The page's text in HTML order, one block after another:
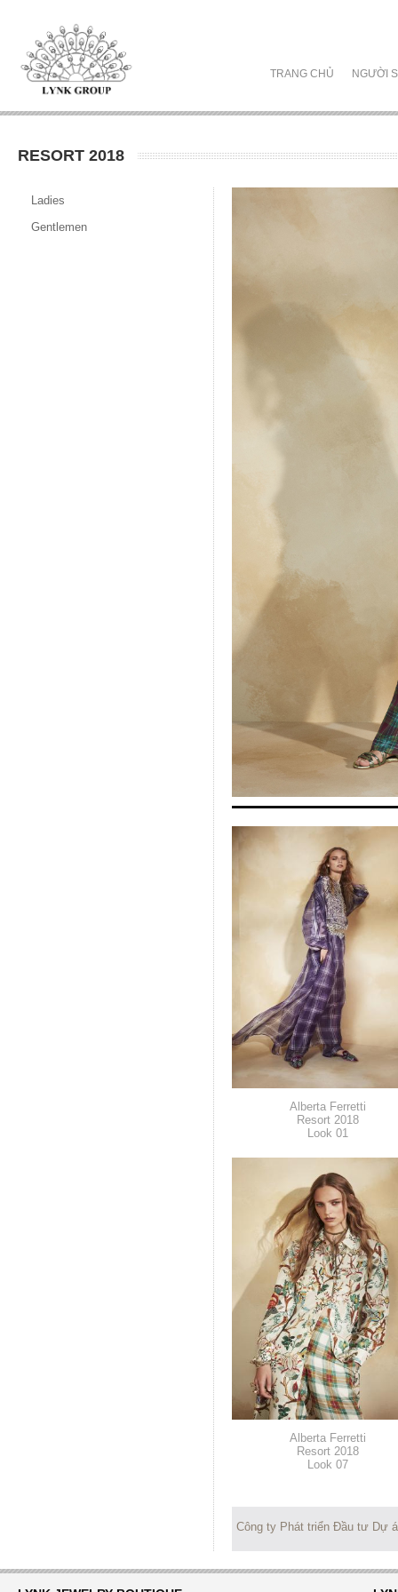
TRANG CHỦ NGƯỜI
RESORT 2018
Ladies
Gentlemen
Alberta Ferretti
Resort 2018
Look 01
Alberta Ferretti
Resort 2018
Look 07
Công ty Phát triển Đầu tư Dự